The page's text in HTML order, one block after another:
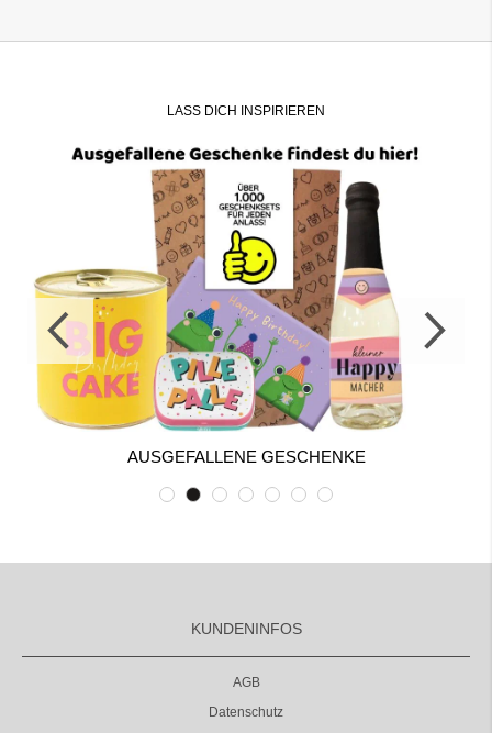
LASS DICH INSPIRIEREN
AUSGEFALLENE GESCHENKE
KUNDENINFOS
AGB
Datenschutz